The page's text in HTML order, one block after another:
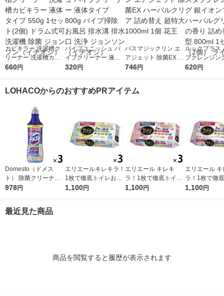
カビキラー 洗濯槽ク
リーナー 洗濯槽カビ
キラー 液体タイプ 55
ョンソン（イチオシ）
660円
パイプユニッシュ パ
イプクリーナー 液体
タイプ 800g パイプ掃
（イチオシ）
320円
バスマジックリン エ
アジェット 除菌EX ハ
ーバルクリア 詰め替
746円
ルックプラス
ブクレンジン
オンプラス ハ
620円
LOHACOからのおすすめPRアイテム
Domesto（ドメス
ト） 除菌クリーナー
本体 500ml １セット
リウム】 ユニリーバ
978円
エリエールキレキラ！
1枚で徹底トイレお掃
除シート シトラスミ
1,100円
エリエール キレキ
ラ！1枚で徹底トイレ
おそうじシート ロー
1,100円
エリエール キ
ラ！1枚で徹
おそうじシー
1,100円
最近見た商品
商品を閲覧すると履歴が表示されます